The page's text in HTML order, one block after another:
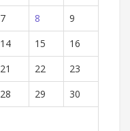
7 8
9
14 15
16
21 22
23
28 29
30